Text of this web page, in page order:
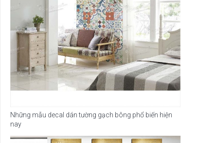
Những mẫu decal dán tường gạch bông phổ biến hiện
nay